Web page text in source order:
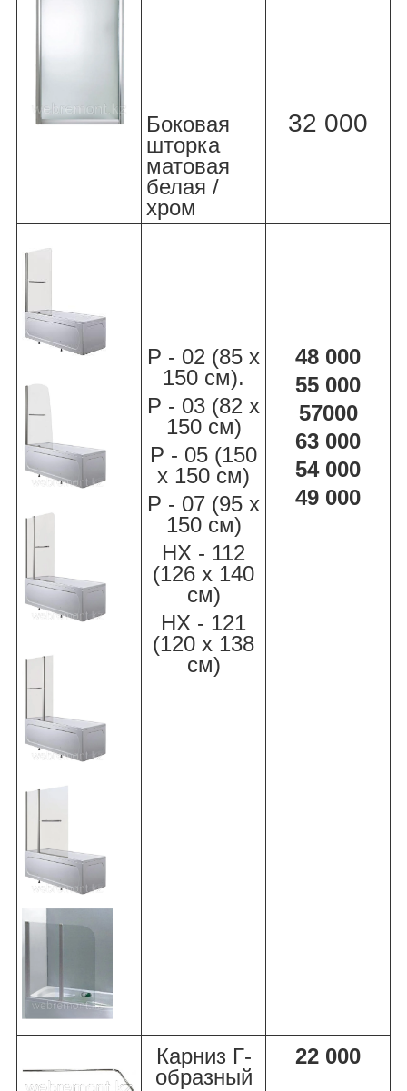
Боковая
шторка
матовая
белая /
хром
32 000
Р - 02 (85 х
150 см).
Р - 03 (82 х
150 см)
Р - 05 (150
х 150 см)
Р - 07 (95 х
150 см)
НХ - 112
(126 х 140
см)
НХ - 121
(120 х 138
см)
48 000
55 000
57000
63 000
54 000
49 000
Карниз Г-
образный
22 000